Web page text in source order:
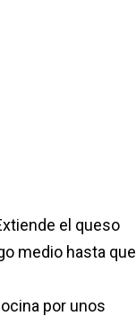
el queso
medio hasta que
por unos